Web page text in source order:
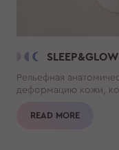
Рельефная
деформацию кожи,
READ MORE